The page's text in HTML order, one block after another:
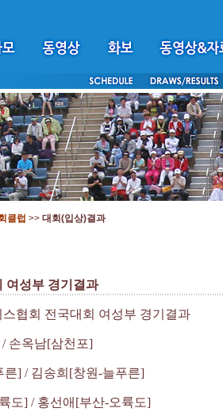
클럽 >> 대회(입상)결과
여성부 경기결과
협회 전국대회 여성부 경기결과
/ 손옥남[삼천포]
른] / 김송희 [창원-늘푸른]
도] / 홍선애 [부산-오륙도]